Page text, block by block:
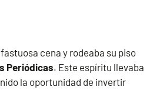
cena y rodeaba su piso
Periódicas. Este espíritu llevaba
la oportunidad de invertir